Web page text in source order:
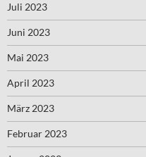
Juli 2023
Juni 2023
Mai 2023
April 2023
März 2023
Februar 2023